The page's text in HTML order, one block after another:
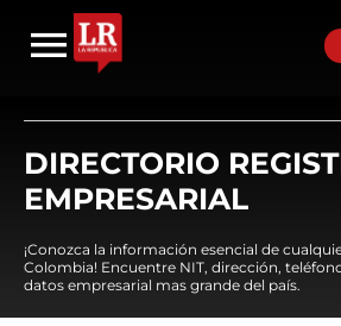
DIRECTORIO
EMPRESARIAL
¡Conozca la información esencial de
Colombia! Encuentre NIT, dirección,
datos empresarial mas grande del país.